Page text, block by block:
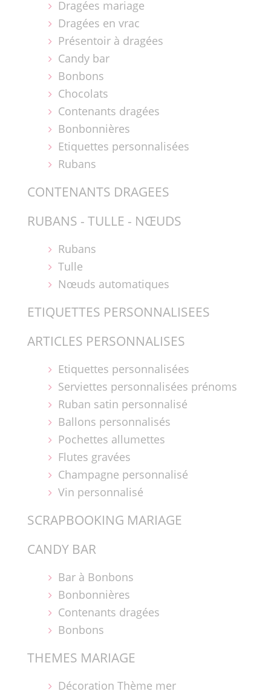
Dragées mariage
Dragées en vrac
Présentoir à dragées
Candy bar
Bonbons
Chocolats
Contenants dragées
Bonbonnières
Etiquettes personnalisées
Rubans
CONTENANTS DRAGEES
RUBANS - TULLE - NŒUDS
Rubans
Tulle
Nœuds automatiques
ETIQUETTES PERSONNALISEES
ARTICLES PERSONNALISES
Etiquettes personnalisées
Serviettes personnalisées prénoms
Ruban satin personnalisé
Ballons personnalisés
Pochettes allumettes
Flutes gravées
Champagne personnalisé
Vin personnalisé
SCRAPBOOKING MARIAGE
CANDY BAR
Bar à Bonbons
Bonbonnières
Contenants dragées
Bonbons
THEMES MARIAGE
Décoration Thème mer